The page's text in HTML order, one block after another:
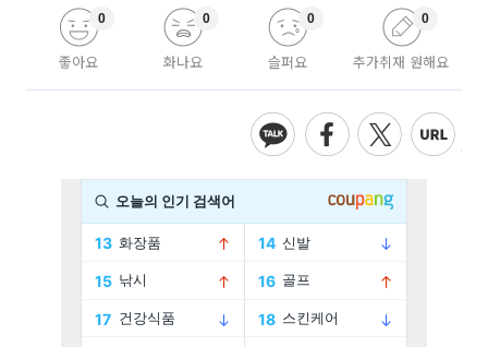
좋아요
0
화나요
0
슬퍼요
0
추가취재 원해요
0